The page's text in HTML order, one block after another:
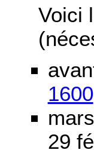
Voici
1600
mars
29